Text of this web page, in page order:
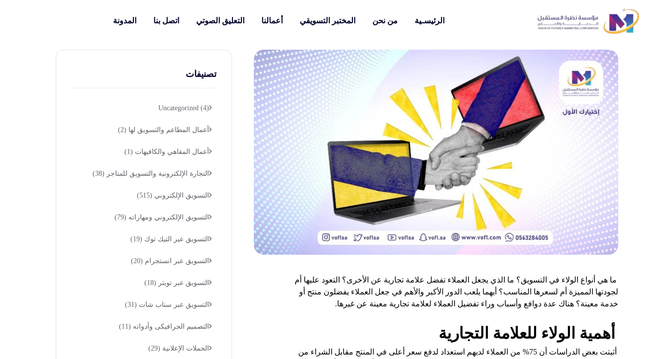
الرئيسـية من نحن المختبر التسويقي أعمالنا التعليق الصوتي اتصل بنا المدونة
ما هي أنواع الولاء في التسويق؟ ما الذي يجعل العملاء تفضل علامة تجارية عن الأخرى؟ التعود عليها أم
لجودتها المميزة أم لسعرها المناسب؟ أيهما يلعب الدور الأكبر والأهم في جعل العملاء يفضلون منتج أو
خدمة معينة؟ هناك عدة دوافع وأسباب وراء تفضيل العملاء لعلامة تجارية معينة عن غيرها.
أهمية الولاء للعلامة التجارية
أثبتت بعض الدراسات أن 75% من العملاء لديهم استعداد لدفع سعر أعلى في المنتج مقابل الشراء من
تصنيفات
Uncategorized (4)
أعمال المطاعم والتسويق لها (2)
أعمال المقاهي والكافيهات (1)
التجارة الإلكترونية والتسويق للمتاجر (38)
التسويق الإلكتروني (515)
التسويق الإلكتروني ومهاراته (79)
التسويق عبر التيك توك (19)
التسويق عبر انستجرام (20)
التسويق عبر تويتر (18)
التسويق عبر سناب شات (31)
التصميم الجرافيكى وأدواته (11)
الحملات الإعلانية (29)